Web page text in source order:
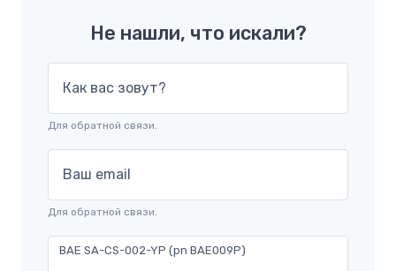
Не нашли, что искали?
Как вас зовут?
Для обратной связи.
Ваш email
Для обратной связи.